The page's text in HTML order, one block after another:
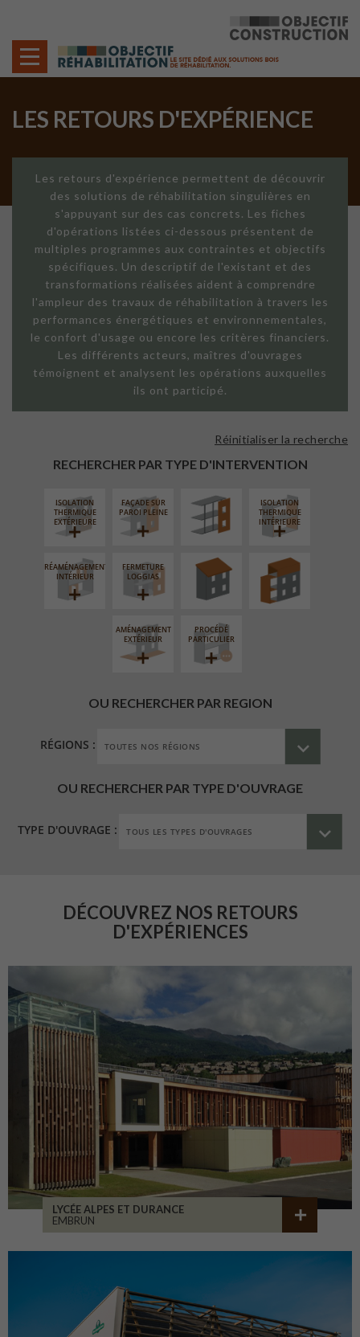
LES RETOURS D'EXPÉRIENCE
Les retours d'expérience permettent de découvrir
des solutions de réhabilitation singulières en
s'appuyant sur des cas concrets. Les fiches
d'opérations listées ci-dessous présentent de
multiples programmes aux contraintes et objectifs
spécifiques. Un descriptif de l'existant et des
transformations réalisées aident à comprendre
l'ampleur des travaux de réhabilitation à travers les
performances énergétiques et environnementales,
le confort d'usage ou encore les critères financiers.
Les différents acteurs, maîtres d'ouvrages
témoignent et analysent les opérations auxquelles
ils ont participé.
RECHERCHER PAR TYPE D'INTERVENTION
Réinitialiser la recherche
ISOLATION
THERMIQUE
EXTÉRIEURE
FAÇADE SUR
PAROI PLEINE
FAÇADE SUR
LINÉAIRE
ISOLATION
THERMIQUE
INTÉRIEURE
RÉAMÉNAGEMENT
INTÉRIEUR
FERMETURE
LOGGIAS
RÉFECTION DES
TOITURES
SURÉLÉVATION
EXTENSION
AMÉNAGEMENT
EXTÉRIEUR
PROCÉDÉ
PARTICULIER
OU RECHERCHER PAR REGION
RÉGIONS :
OU RECHERCHER PAR TYPE D'OUVRAGE
TYPE D'OUVRAGE :
DÉCOUVREZ NOS RETOURS
D'EXPÉRIENCES
LYCÉE ALPES ET DURANCE
EMBRUN